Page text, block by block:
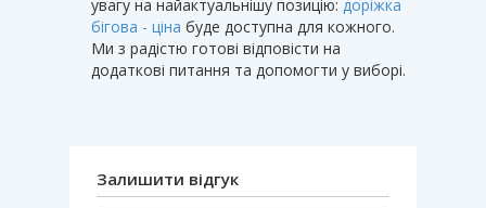
увагу на найактуальнішу позицію: доріжка
бігова - ціна буде доступна для кожного.
Ми з радістю готові відповісти на
додаткові питання та допомогти у виборі.
Залишити відгук